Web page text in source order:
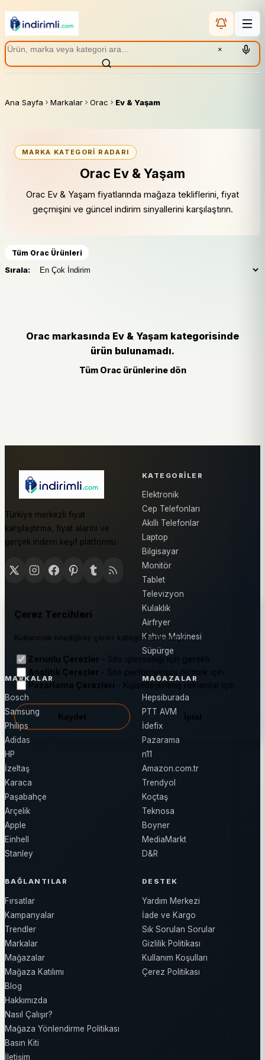
×
Ana Sayfa Markalar Orac Ev & Yaşam
MARKA KATEGORI RADARI
Orac Ev & Yaşam
Orac Ev & Yaşam fiyatlarında mağaza tekliflerini, fiyat
geçmişini ve güncel indirim sinyallerini karşılaştırın.
Tüm Orac Ürünleri
Sırala:
Orac markasında Ev & Yaşam kategorisinde
ürün bulunamadı.
Tüm Orac ürünlerine dön
Türkiye merkezli fiyat
karşılaştırma, fiyat alarmı ve
gerçek indirim keşif platformu.
KATEGORILER
Elektronik
Cep Telefonları
Akıllı Telefonlar
Laptop
Bilgisayar
Monitör
Tablet
Televizyon
Kulaklık
Airfryer
Kahve Makinesi
Süpürge
MARKALAR
Bosch
Samsung
Philips
Adidas
HP
İzeltaş
Karaca
Paşabahçe
Arçelik
Apple
Einhell
Stanley
MAĞAZALAR
Hepsiburada
PTT AVM
İdefix
Pazarama
n11
Amazon.com.tr
Trendyol
Koçtaş
Teknosa
Boyner
MediaMarkt
D&R
BAĞLANTILAR
Fırsatlar
Kampanyalar
Trendler
Markalar
Mağazalar
Mağaza Katılımı
Blog
Hakkımızda
Nasıl Çalışır?
Mağaza Yönlendirme Politikası
Basın Kiti
İletişim
DESTEK
Yardım Merkezi
İade ve Kargo
Sık Sorulan Sorular
Gizlilik Politikası
Kullanım Koşulları
Çerez Politikası
Çerez Tercihleri
Kullanmak istediğiniz çerez kategorilerini seçin.
Zorunlu Çerezler - Site işlevselliği için gerekli
Analitik Çerezler - Site performansını ölçmek için
Pazarlama Çerezleri - Kişiselleştirilmiş reklamlar için
Kaydet İptal